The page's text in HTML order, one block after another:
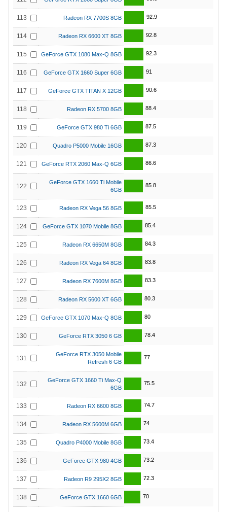
113 Radeon RX 7700S 8GB 92.9
114 Radeon RX 6600 XT 8GB 92.8
115 GeForce GTX 1080 Max-Q 8GB 92.3
116 GeForce GTX 1660 Super 6GB 91
117 GeForce GTX TITAN X 12GB 90.6
118 Radeon RX 5700 8GB 88.4
119 GeForce GTX 980 Ti 6GB 87.5
120 Quadro P5000 Mobile 16GB 87.3
121 GeForce RTX 2060 Max-Q 6GB 86.6
122
GeForce GTX 1660 Ti Mobile
6GB
85.8
123 Radeon RX Vega 56 8GB 85.5
124 GeForce GTX 1070 Mobile 8GB 85.4
125 Radeon RX 6650M 8GB 84.3
126 Radeon RX Vega 64 8GB 83.8
127 Radeon RX 7600M 8GB 83.3
128 Radeon RX 5600 XT 6GB 80.3
129 GeForce GTX 1070 Max-Q 8GB 80
130 GeForce RTX 3050 6 GB 78.4
131
GeForce RTX 3050 Mobile
Refresh 6 GB
77
132
GeForce GTX 1660 Ti Max-Q
6GB
75.5
133 Radeon RX 6600 8GB 74.7
134 Radeon RX 5600M 6GB 74
135 Quadro P4000 Mobile 8GB 73.4
136 GeForce GTX 980 4GB 73.2
137 Radeon R9 295X2 8GB 72.3
138 GeForce GTX 1660 6GB 70